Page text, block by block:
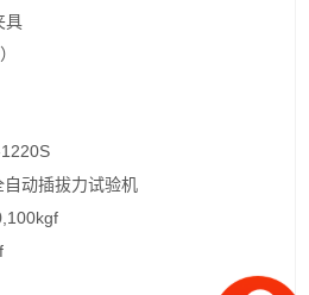
具
自动插拔力试验机